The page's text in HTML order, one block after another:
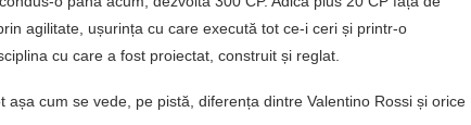
agilitate, ușurința cu care execută tot ce-i ceri și printr-o
cu care a fost proiectat, construit și reglat.
cum se vede, pe pistă, diferența dintre Valentino Rossi și orice